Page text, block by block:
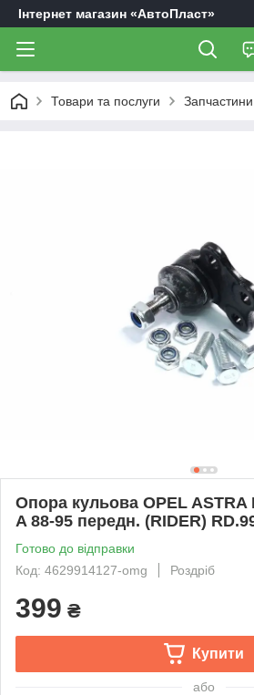
Інтернет магазин «АвтоПласт»
Товари та послуги Запчастини
Опора кульова OPEL ASTRA
A 88-95 передн. (RIDER)
Готово до відправки
Код: 4629914127-omg
Роздріб
399 ₴
Купити
або